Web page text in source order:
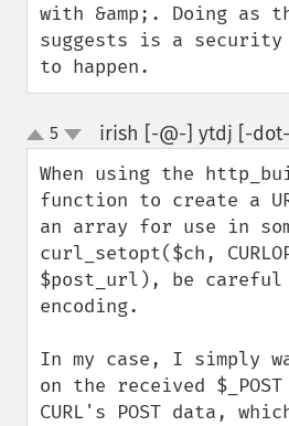
with &amp;. Doing as
suggests is a
to happen.
up
down
5 irish [-@-] ytdj [-
When using the
function to create a
an array for use in
curl_setopt($ch,
$post_url), be
encoding.
In my case, I simply
on the received
CURL's POST data,